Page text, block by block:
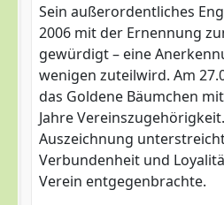
Sein außerordentliches
2006 mit der Ernennung
gewürdigt – eine
wenigen zuteilwird. Am
das Goldene Bäumchen
Jahre
Auszeichnung
Verbundenheit und
Verein entgegenbrachte.